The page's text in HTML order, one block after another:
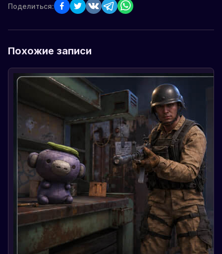
Поделиться:
Похожие записи